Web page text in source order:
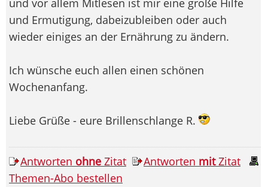
und vor allem Mitlesen ist mir eine große Hilfe
und Ermutigung, dabeizubleiben oder auch
wieder einiges an der Ernährung zu ändern.
Ich wünsche euch allen einen schönen
Wochenanfang.
Liebe Grüße - eure Brillenschlange R.
Antworten ohne Zitat Antworten mitZitat
Themen-Abo bestellen